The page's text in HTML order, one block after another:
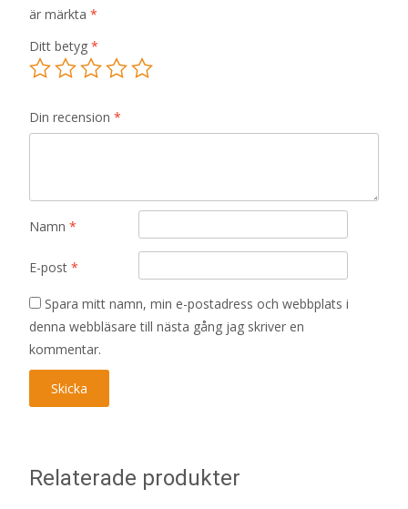
är märkta *
Ditt betyg *
Din recension *
Namn *
E-post *
Spara mitt namn, min e-postadress och webbplats i
denna webbläsare till nästa gång jag skriver en
kommentar.
Relaterade produkter